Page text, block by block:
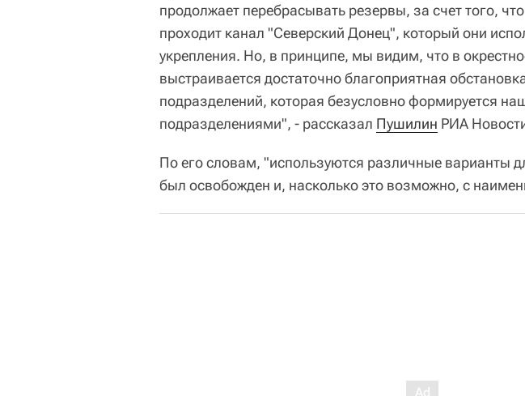
продолжает перебрасывать резервы, за счет того,
проходит канал "Северский Донец", который они
укрепления. Но, в принципе, мы видим, что в
выстраивается достаточно благоприятная
подразделений, которая безусловно формируется
подразделениями", - рассказал Пушилин РИА
По его словам, "используются различные варианты
был освобожден и, насколько это возможно, с